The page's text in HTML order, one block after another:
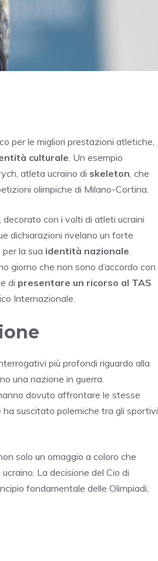
per le migliori prestazioni atletiche,
culturale . Un esempio
atleta ucraino di skeleton , che
olimpiche di Milano-Cortina.
con i volti di atleti ucraini
dichiarazioni rivelano un forte
per la sua identità nazionale
giorno che non sono d’accordo con
di presentare un ricorso al TAS
Internazionale.
più profondi riguardo alla
una nazione in guerra.
dovuto affrontare le stesse
ha suscitato polemiche tra gli sportivi
solo un omaggio a coloro che
La decisione del Cio di
fondamentale delle Olimpiadi,